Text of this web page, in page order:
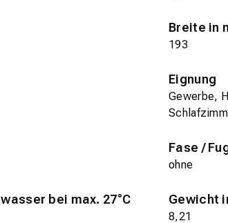
Breite in
193
Eignung
Gewerbe,
Fase /
ohne
bei max. 27°C
Gewicht
8,21